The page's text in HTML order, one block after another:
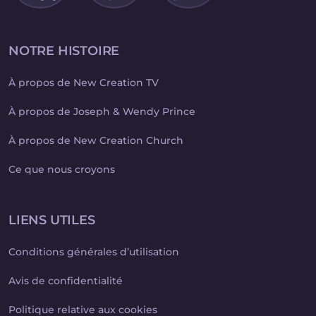
NOTRE HISTOIRE
À propos de New Creation TV
À propos de Joseph & Wendy Prince
À propos de New Creation Church
Ce que nous croyons
LIENS UTILES
Conditions générales d’utilisation
Avis de confidentialité
Politique relative aux cookies